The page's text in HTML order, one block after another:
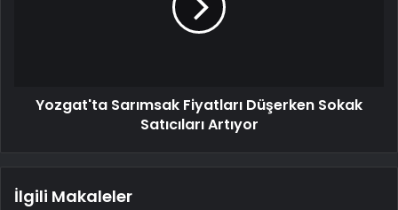
Yozgat'ta Sarımsak Fiyatları Düşerken Sokak
Satıcıları Artıyor
İlgili Makaleler